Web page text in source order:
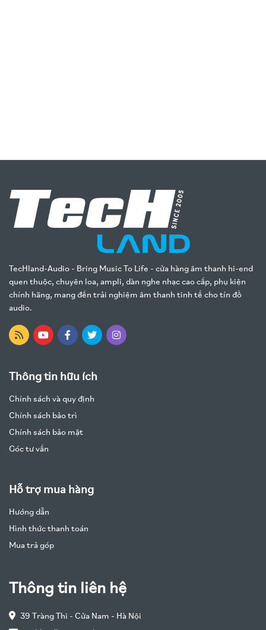
TecHland-Audio - Bring Music To Life - cửa hàng âm thanh hi-end
quen thuộc, chuyên loa, ampli, dàn nghe nhạc cao cấp, phụ kiện
chính hãng, mang đến trải nghiệm âm thanh tinh tế cho tín đồ
audio.
Thông tin hữu ích
Chính sách và quy định
Chính sách bảo trì
Chính sách bảo mật
Góc tư vấn
Hỗ trợ mua hàng
Hướng dẫn
Hình thức thanh toán
Mua trả góp
Thông tin liên hệ
39 Tràng Thi - Cửa Nam - Hà Nội